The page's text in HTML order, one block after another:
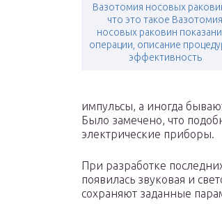
Вазотомия носовых
что это такое Вазотомия
носовых раковин
операции, описание
эффективность
импульсы, а иногда
Было замечено, что
электрические приборы.
При разработке
появилась звуковая и
сохраняют заданные